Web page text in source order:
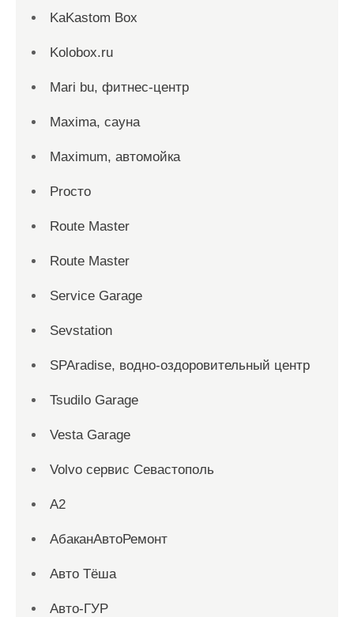
KaKastom Box
Kolobox.ru
Mari bu, фитнес-центр
Maxima, сауна
Maximum, автомойка
Proсто
Route Master
Route Master
Service Garage
Sevstation
SPAradise, водно-оздоровительный центр
Tsudilo Garage
Vesta Garage
Volvo сервис Севастополь
А2
АбаканАвтоРемонт
Авто Тёша
Авто-ГУР